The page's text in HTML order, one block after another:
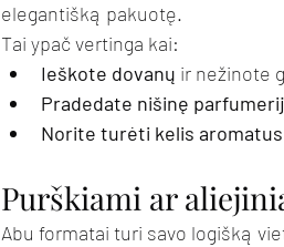
elegantišką pakuotę.
Tai ypač vertinga kai:
Ieškote dovanų ir nežinote
Pradedate nišinę
Norite turėti kelis
Purškiami ar
Abu formatai turi savo logišką